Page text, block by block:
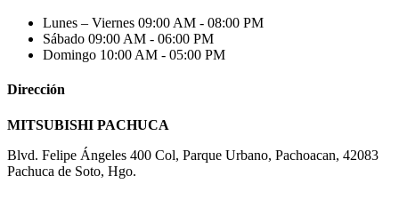
Lunes – Viernes 09:00 AM - 08:00 PM
Sábado 09:00 AM - 06:00 PM
Domingo 10:00 AM - 05:00 PM
Dirección
MITSUBISHI PACHUCA
Blvd. Felipe Ángeles 400 Col, Parque Urbano, Pachoacan, 42083
Pachuca de Soto, Hgo.